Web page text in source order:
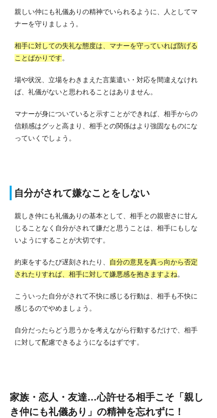
親しい仲にも礼儀ありの精神でいられるように、人としてマ
ナーを守りましょう。
相手に対しての失礼な態度は、マナーを守っていれば防げる
ことばかりです。
場や状況、立場をわきまえた言葉遣い・対応を間違えなけれ
ば、礼儀がないと思われることはありません。
マナーが身についていると示すことができれば、相手からの
信頼感はグッと高まり、相手との関係はより強固なものにな
っていくでしょう。
自分がされて嫌なことをしない
親しき仲にも礼儀ありの基本として、相手との親密さに甘ん
じることなく自分がされて嫌だと思うことは、相手にもしな
いようにすることが大切です。
約束をするたび遅刻されたり、
自分の意見を真っ向から否定
されたりすれば、相手に対して嫌悪感を抱きますよね。
こういった自分がされて不快に感じる行動は、相手も不快に
感じるのでやめましょう。
自分だったらどう思うかを考えながら行動するだけで、相手
に対して配慮できるようになるはずです。
家族・恋人・友達…心許せる相手こそ「親し
き仲にも礼儀あり」の精神を忘れずに！